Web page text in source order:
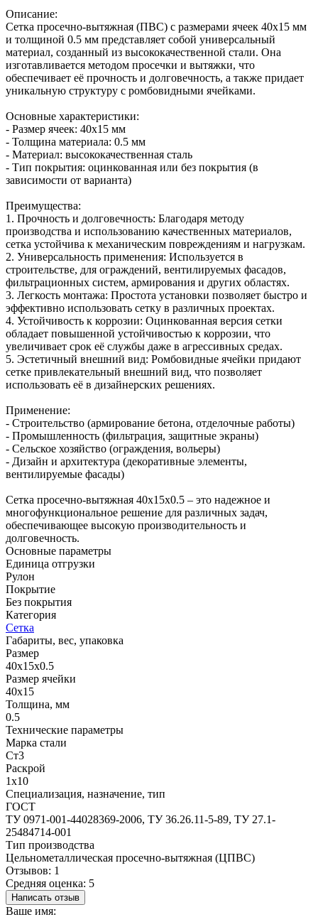
Описание:
Сетка просечно-вытяжная (ПВС) с размерами ячеек 40х15 мм
и толщиной 0.5 мм представляет собой универсальный
материал, созданный из высококачественной стали. Она
изготавливается методом просечки и вытяжки, что
обеспечивает её прочность и долговечность, а также придает
уникальную структуру с ромбовидными ячейками.
Основные характеристики:
- Размер ячеек: 40х15 мм
- Толщина материала: 0.5 мм
- Материал: высококачественная сталь
- Тип покрытия: оцинкованная или без покрытия (в
зависимости от варианта)
Преимущества:
1. Прочность и долговечность: Благодаря методу
производства и использованию качественных материалов,
сетка устойчива к механическим повреждениям и нагрузкам.
2. Универсальность применения: Используется в
строительстве, для ограждений, вентилируемых фасадов,
фильтрационных систем, армирования и других областях.
3. Легкость монтажа: Простота установки позволяет быстро и
эффективно использовать сетку в различных проектах.
4. Устойчивость к коррозии: Оцинкованная версия сетки
обладает повышенной устойчивостью к коррозии, что
увеличивает срок её службы даже в агрессивных средах.
5. Эстетичный внешний вид: Ромбовидные ячейки придают
сетке привлекательный внешний вид, что позволяет
использовать её в дизайнерских решениях.
Применение:
- Строительство (армирование бетона, отделочные работы)
- Промышленность (фильтрация, защитные экраны)
- Сельское хозяйство (ограждения, вольеры)
- Дизайн и архитектура (декоративные элементы,
вентилируемые фасады)
Сетка просечно-вытяжная 40х15х0.5 – это надежное и
многофункциональное решение для различных задач,
обеспечивающее высокую производительность и
долговечность.
Основные параметры
Единица отгрузки
Рулон
Покрытие
Без покрытия
Категория
Сетка
Габариты, вес, упаковка
Размер
40х15х0.5
Размер ячейки
40х15
Толщина, мм
0.5
Технические параметры
Марка стали
Ст3
Раскрой
1х10
Специализация, назначение, тип
ГОСТ
ТУ 0971-001-44028369-2006, ТУ 36.26.11-5-89, ТУ 27.1-
25484714-001
Тип производства
Цельнометаллическая просечно-вытяжная (ЦПВС)
Отзывов: 1
Средняя оценка: 5
Написать отзыв
Ваше имя: